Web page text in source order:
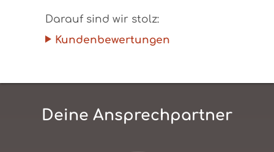
Darauf sind wir stolz:
Kundenbewertungen
Deine Ansprechpartner